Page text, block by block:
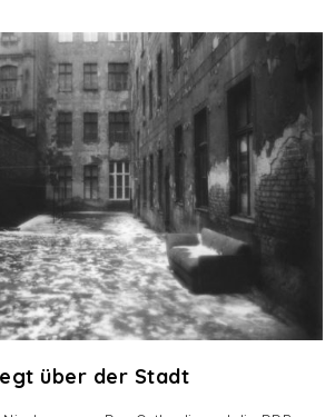
über der Stadt